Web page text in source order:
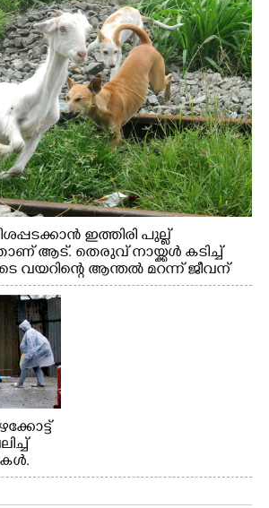
ഇത്തിരി പുല്ല്
ആട്. തെരുവ് നായ്ക്കൾ കടിച്ച്
വയറിന്റെ ആന്തൽ മറന്ന് ജീവന്
എറണാകുളം വാത്തുരുത്തിയിൽ